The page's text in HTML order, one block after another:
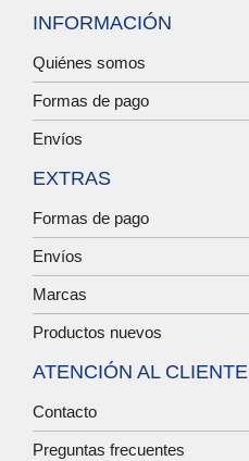
INFORMACIÓN
Quiénes somos
Formas de pago
Envíos
EXTRAS
Formas de pago
Envíos
Marcas
Productos nuevos
ATENCIÓN AL CLIENTE
Contacto
Preguntas frecuentes